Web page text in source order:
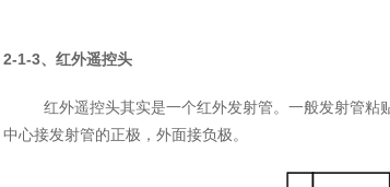
2-1-3、红外遥控头
红外遥控头其实是一个红外发射管。一般发射管粘
中心接发射管的正极，外面接负极。